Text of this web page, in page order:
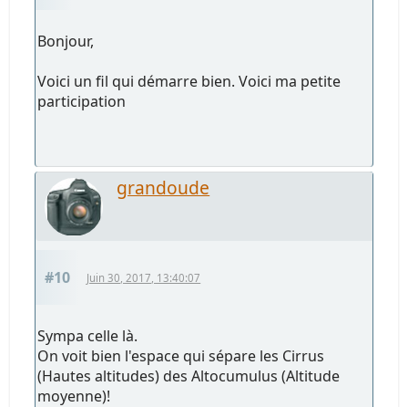
Bonjour,
Voici un fil qui démarre bien. Voici ma petite
participation
grandoude
#10 Juin 30, 2017, 13:40:07
Sympa celle là.
On voit bien l'espace qui sépare les Cirrus
(Hautes altitudes) des Altocumulus (Altitude
moyenne)!